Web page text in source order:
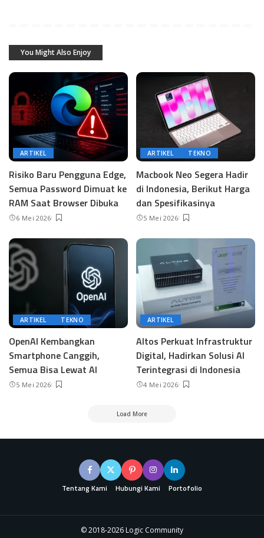
You Might Also Enjoy
ARTIKEL
Risiko Baru Pengguna Edge,
Semua Password Dimuat ke
RAM Saat Browser Dibuka
6 Mei 2026
ARTIKEL TEKNO
Macbook Neo Segera Hadir
di Indonesia, Berikut Harga
dan Spesifikasinya
5 Mei 2026
ARTIKEL TEKNO
OpenAI Kembangkan
Smartphone Canggih,
Semua Bisa Lewat AI
5 Mei 2026
ARTIKEL
Altos Perkuat Infrastruktur
Digital, Hadirkan Solusi AI
Terintegrasi di Indonesia
4 Mei 2026
Load More
Tentang Kami Hubungi Kami Portofolio
© 2018-2026 Logic Community